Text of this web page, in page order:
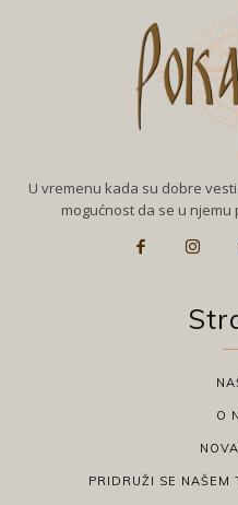
U vremenu kada su dobre
mogućnost da se u
O
PRIDRUŽI SE NAŠEM